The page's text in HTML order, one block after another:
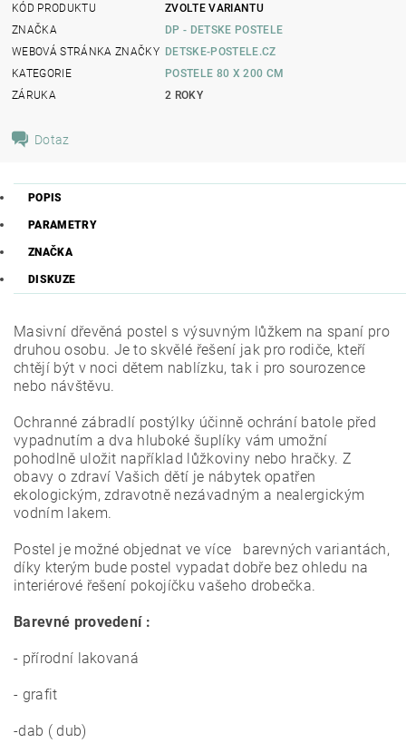
KÓD PRODUKTU
ZVOLTE VARIANTU
ZNAČKA
DP - DETSKE POSTELE
WEBOVÁ STRÁNKA ZNAČKY DETSKE-POSTELE.CZ
KATEGORIE
POSTELE 80 X 200 CM
ZÁRUKA
2 ROKY
Dotaz
POPIS
PARAMETRY
ZNAČKA
DISKUZE
Masivní dřevěná postel s výsuvným lůžkem na spaní pro
druhou osobu. Je to skvělé řešení jak pro rodiče, kteří
chtějí být v noci dětem nablízku, tak i pro sourozence
nebo návštěvu.
Ochranné zábradlí postýlky účinně ochrání batole před
vypadnutím a dva hluboké šuplíky vám umožní
pohodlně uložit například lůžkoviny nebo hračky. Z
obavy o zdraví Vašich dětí je nábytek opatřen
ekologickým, zdravotně nezávadným a nealergickým
vodním lakem.
Postel je možné objednat ve více barevných variantách,
díky kterým bude postel vypadat dobře bez ohledu na
interiérové ​​řešení pokojíčku vašeho drobečka.
Barevné provedení :
- přírodní lakovaná
- grafit
-dab ( dub)